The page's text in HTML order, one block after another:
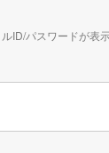
ID/パスワードが表